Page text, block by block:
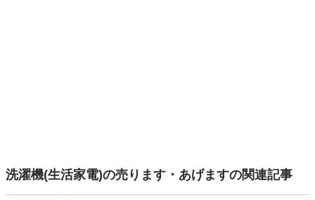
洗濯機(生活家電)の売ります・あげますの関連記事